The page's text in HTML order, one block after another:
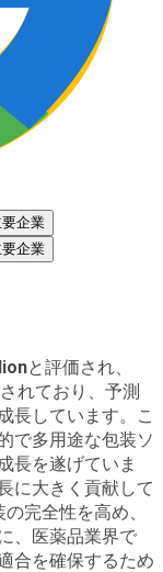
要企業
要企業
と評価され、
れており、予測
長しています。こ
で多用途な包装ソ
長を遂げていま
に大きく貢献して
完全性を高め、
、医薬品業界で
合を確保するため